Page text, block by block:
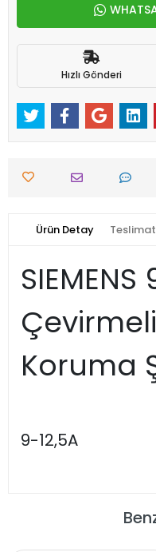
Hızlı Gönderi
Ürün Detay
SIEMENS
Koruma
9-12,5A